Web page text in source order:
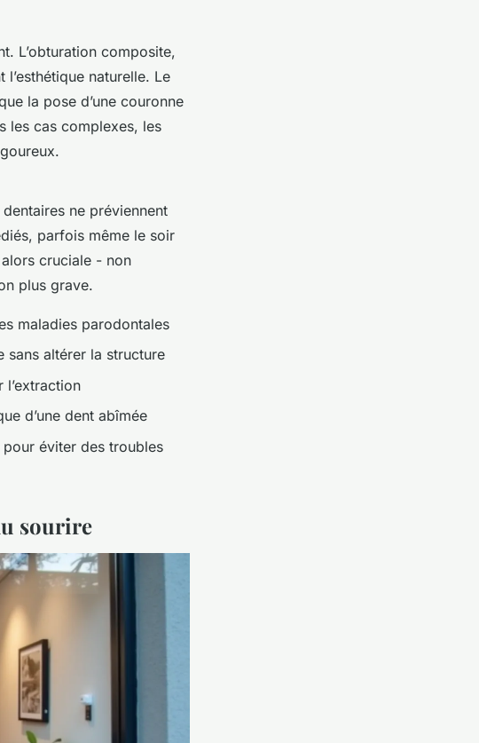
L’obturation composite,
naturelle. Le
la pose d’une couronne
les cas complexes, les
ne préviennent
parfois même le soir
cruciale - non
plus grave.
maladies parodontales
sans altérer la structure
d’une dent abîmée
éviter des troubles
sourire